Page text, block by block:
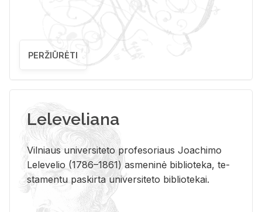
PERŽIŪRĖTI
Leleveliana
Vil­niaus uni­ver­si­te­to pro­fe­so­riaus Jo­a­chi­mo
Le­le­ve­lio (1786–1861) as­me­ni­nė bi­b­lio­te­ka, te­
sta­men­tu pa­skir­ta uni­ver­si­te­to bi­b­lio­te­kai.